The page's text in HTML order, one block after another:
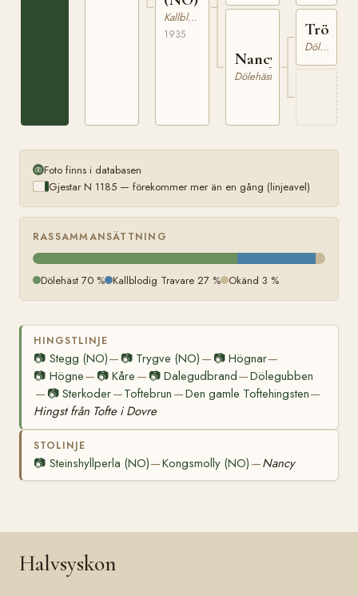
Kallblodig Travare
1935
Nancy
Dölehäst
Dölehäst
Foto finns i databasen
Gjestar N 1185 — förekommer mer än en gång (linjeavel)
RASSAMMANSÄTTNING
Dölehäst 70 % Kallblodig Travare 27 % Okänd 3 %
HINGSTLINJE
📷 Stegg (NO)— 📷 Trygve (NO) — 📷 Högnar—
📷 Högne— 📷Kåre — 📷 Dalegudbrand—Dölegubben
— 📷Sterkoder—Toftebrun —Den gamle Toftehingsten—
Hingst från Tofte i Dovre
STOLINJE
📷 Steinshyllperla (NO)—Kongsmolly (NO) —Nancy
Halvsyskon